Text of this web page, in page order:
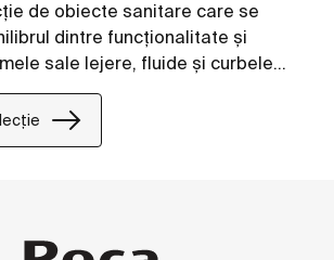
de obiecte sanitare care se
dintre funcționalitate și
sale lejere, fluide și curbele
integrează perfect în spațiile